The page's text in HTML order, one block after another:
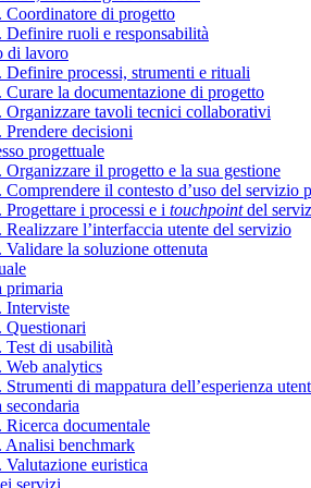
Coordinatore di progetto
Definire ruoli e responsabilità
di lavoro
Definire processi, strumenti e rituali
Curare la documentazione di progetto
Organizzare tavoli tecnici collaborativi
Prendere decisioni
progettuale
Organizzare il progetto e la sua gestione
Comprendere il contesto d’uso del servizio
Progettare i processi e i touchpointdel
Realizzare l’interfaccia utente del servizio
Validare la soluzione ottenuta
primaria
Interviste
Questionari
Test di usabilità
Web analytics
Strumenti di mappatura dell’esperienza
Ricerca documentale
Analisi benchmark
Valutazione euristica
servizi